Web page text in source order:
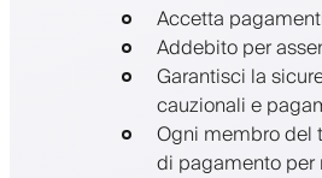
Accetta
Addebito per
Garantisci la
cauzionali e
Ogni membro del
di pagamento